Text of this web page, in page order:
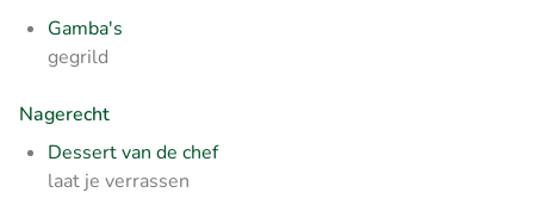
Gamba's
gegrild
Nagerecht
Dessert van de chef
laat je verrassen